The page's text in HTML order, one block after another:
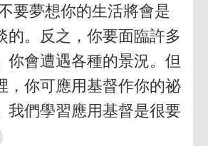
要夢想你的生活將會是
的。反之，你要面臨許多
你會遭遇各種的景況。但
，你可應用基督作你的祕
我們學習應用基督是很要